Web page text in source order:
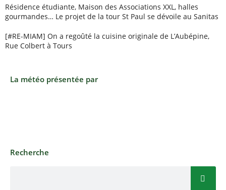
Résidence étudiante, Maison des Associations XXL, halles
gourmandes… Le projet de la tour St Paul se dévoile au Sanitas
[#RE-MIAM] On a regoûté la cuisine originale de L’Aubépine,
Rue Colbert à Tours
La météo présentée par
Recherche